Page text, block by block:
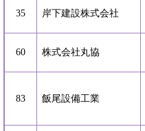
35 岸下建設株式会社
60 株式会社丸協
83 飯尾設備工業